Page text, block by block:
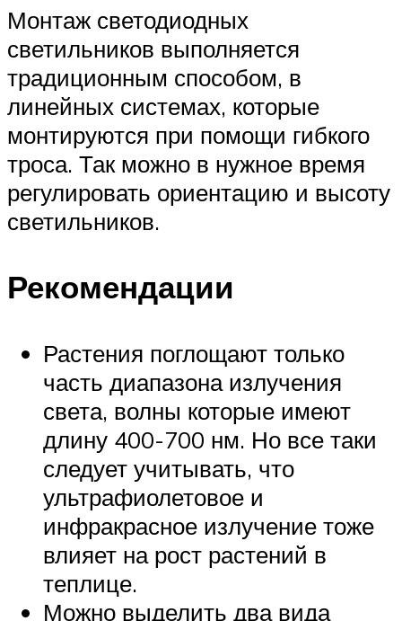
Монтаж светодиодных
светильников выполняется
традиционным способом, в
линейных системах, которые
монтируются при помощи гибкого
троса. Так можно в нужное время
регулировать ориентацию и высоту
светильников.
Рекомендации
Растения поглощают только
часть диапазона излучения
света, волны которые имеют
длину 400-700 нм. Но все таки
следует учитывать, что
ультрафиолетовое и
инфракрасное излучение тоже
влияет на рост растений в
теплице.
Можно выделить два вида